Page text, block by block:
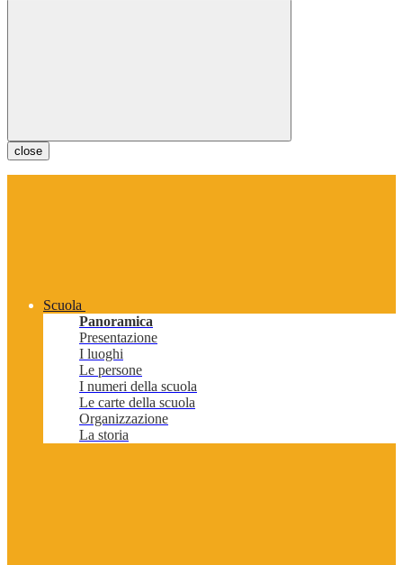
close
Scuola
Panoramica
Presentazione
I luoghi
Le persone
I numeri della scuola
Le carte della scuola
Organizzazione
La storia